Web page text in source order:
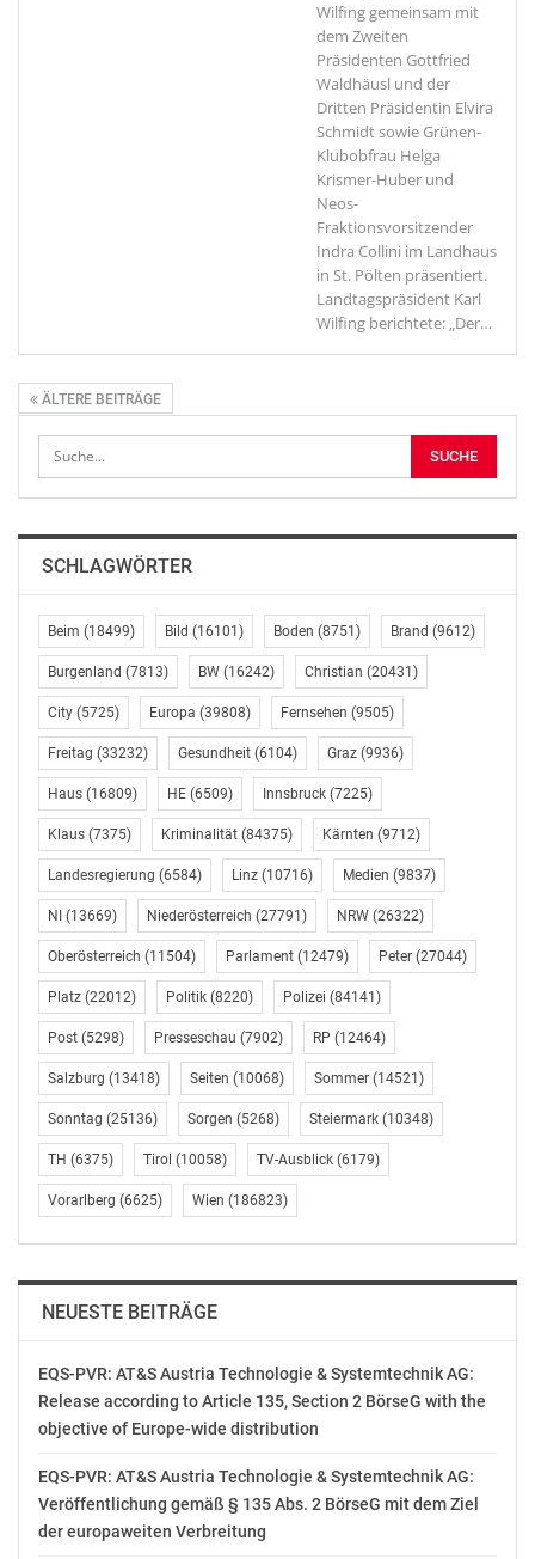
Wilfing gemeinsam mit
dem Zweiten
Präsidenten Gottfried
Waldhäusl und der
Dritten Präsidentin Elvira
Schmidt sowie Grünen-
Klubobfrau Helga
Krismer-Huber und
Neos-
Fraktionsvorsitzender
Indra Collini im Landhaus
in St. Pölten präsentiert.
Landtagspräsident Karl
Wilfing berichtete: „Der…
ÄLTERE BEITRÄGE
SCHLAGWÖRTER
Beim (18499) Bild (16101) Boden (8751) Brand (9612)
Burgenland (7813) BW (16242) Christian (20431)
City (5725) Europa (39808) Fernsehen (9505)
Freitag (33232) Gesundheit (6104) Graz (9936)
Haus (16809) HE (6509) Innsbruck (7225)
Klaus (7375) Kriminalität (84375) Kärnten (9712)
Landesregierung (6584) Linz (10716) Medien (9837)
NI (13669) Niederösterreich (27791) NRW (26322)
Oberösterreich (11504) Parlament (12479) Peter (27044)
Platz (22012) Politik (8220) Polizei (84141)
Post (5298) Presseschau (7902) RP (12464)
Salzburg (13418) Seiten (10068) Sommer (14521)
Sonntag (25136) Sorgen (5268) Steiermark (10348)
TH (6375) Tirol (10058) TV-Ausblick (6179)
Vorarlberg (6625) Wien (186823)
NEUESTE BEITRÄGE
EQS-PVR: AT&S Austria Technologie & Systemtechnik AG:
Release according to Article 135, Section 2 BörseG with the
objective of Europe-wide distribution
EQS-PVR: AT&S Austria Technologie & Systemtechnik AG:
Veröffentlichung gemäß § 135 Abs. 2 BörseG mit dem Ziel
der europaweiten Verbreitung